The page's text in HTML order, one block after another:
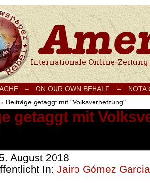
Internationale Onlinezeitung für Frieden,
– ON OUR OWN BEHALF –
NOTA
› Beiträge getaggt mit "Volksverhetzung"
getaggt mit
August 2018
In: Jairo Gómez Garcia